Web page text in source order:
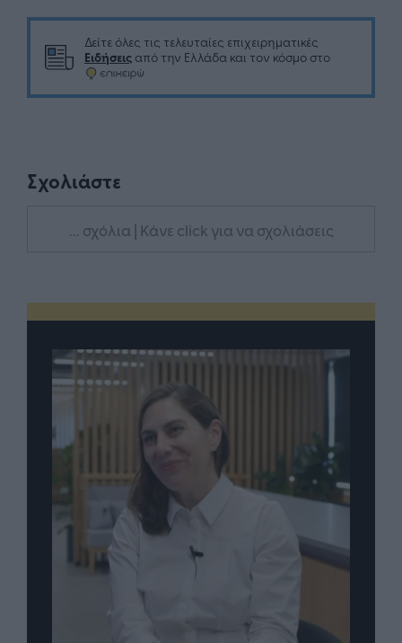
Δείτε όλες τις τελευταίες επιχειρηματικές
Ειδήσεις από την Ελλάδα και τον κόσμο στο
Σχολιάστε
... σχόλια | Κάνε click για να σχολιάσεις